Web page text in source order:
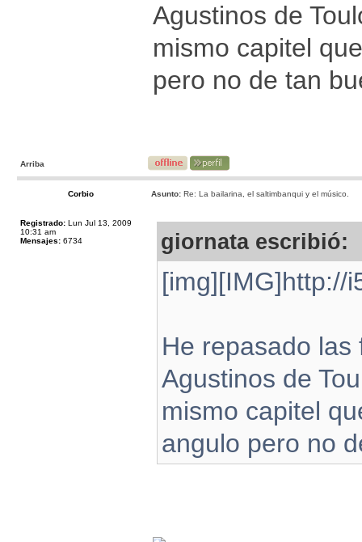
Agustinos de
mismo capitel
pero no de tan
Arriba
Corbio Asunto: Re: La bailarina, el saltimbanqui y el músico.
Registrado: Lun Jul 13, 2009
10:31 am
Mensajes: 6734 giornata escribió:
[img][IMG]http://
He repasado
Agustinos de
mismo capitel
angulo pero no